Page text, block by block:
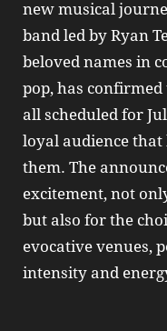
new musical
band led by Ryan
beloved names in
pop, has
all scheduled for
loyal audience that
them. The
excitement, not
but also for the
evocative venues,
intensity and